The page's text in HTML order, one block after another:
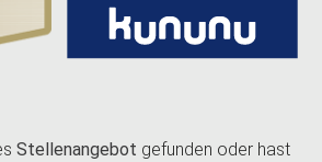
Stellenangebot gefunden oder hast